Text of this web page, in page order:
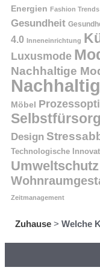
Energien Fashion Trends
Gesundheit
4.0
Inneneinrichtung
Luxusmode
Nachhaltige
Möbel
Design
Technologische
Umweltschutz
Zeitmanagement
Zuhause > Welche